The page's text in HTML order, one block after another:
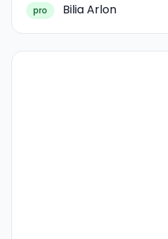
pro Bilia Arlon